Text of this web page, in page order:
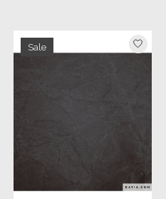
Sale